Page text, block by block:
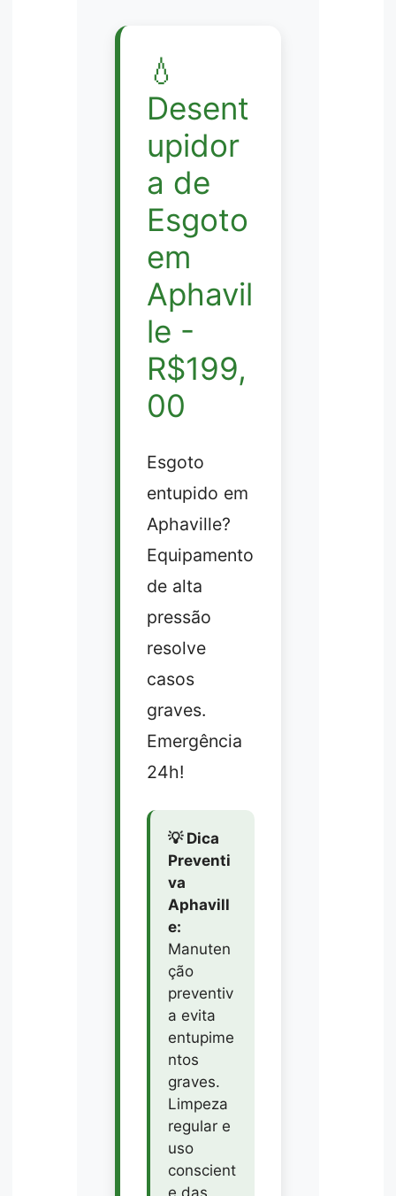
💧
Desent
upidor
a de
Esgoto
em
Aphavil
le -
R$199,
00
Esgoto
entupido em
Aphaville?
Equipamento
de alta
pressão
resolve
casos
graves.
Emergência
24h!
💡 Dica
Preventi
va
Aphavill
e:
Manuten
ção
preventiv
a evita
entupime
ntos
graves.
Limpeza
regular e
uso
conscient
e das